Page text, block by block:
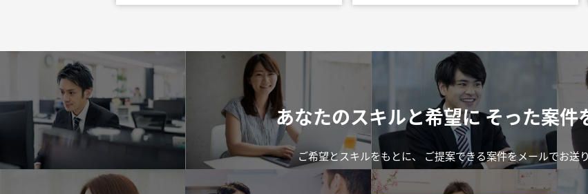
あなたのスキルと希望にそった案件
ご希望とスキルをもとに、 ご提案できる案件をメールでお送